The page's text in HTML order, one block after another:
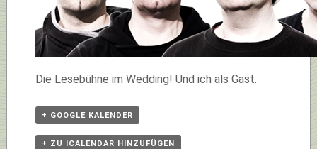
Die Lesebühne im Wedding! Und ich als Gast.
+ GOOGLE KALENDER
+ ZU ICALENDAR HINZUFÜGEN